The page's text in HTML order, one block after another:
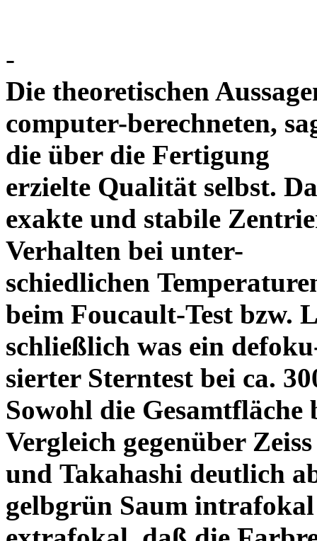
-
Die theoretischen
computer-berechneten,
die über die Fertigung
erzielte Qualität selbst.
exakte und stabile
Verhalten bei unter-
schiedlichen
beim Foucault-Test bzw.
schließlich was ein
sierter Sterntest bei ca.
Sowohl die
Vergleich gegenüber Zeiss
und Takahashi deutlich
gelbgrün Saum